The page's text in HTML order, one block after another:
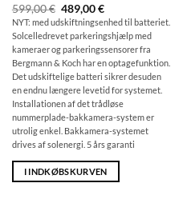
599,00€ Den
oprindelige
pris
var:
599,00
€
489,00€Den
aktuelle
pris
er:
489,00
€.
NYT: med udskiftningsenhed til batteriet.
Solcelledrevet parkeringshjælp med
kameraer og parkeringssensorer fra
Bergmann & Koch har en optagefunktion.
Det udskiftelige batteri sikrer desuden
en endnu længere levetid for systemet.
Installationen af det trådløse
nummerplade-bakkamera-system er
utrolig enkel. Bakkamera-systemet
drives af solenergi. 5 års garanti
I INDKØBSKURVEN